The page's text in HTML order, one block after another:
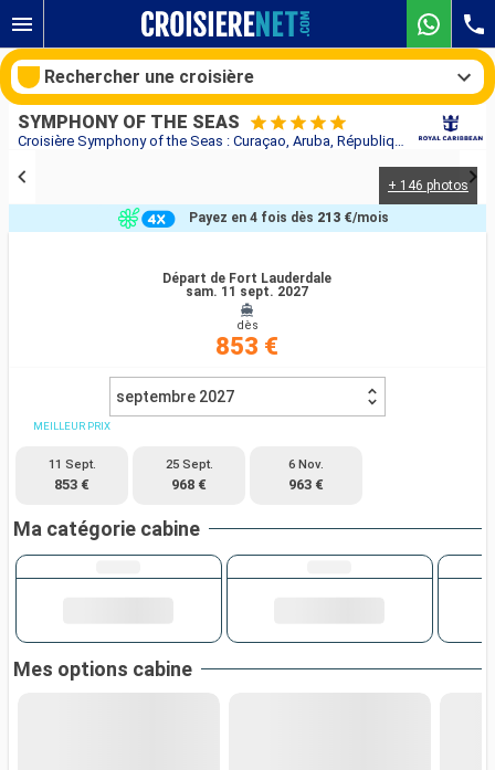
Croisière Symphony of the Seas : Curaçao, Aruba, République Dominicaine, Bahamas, États-Unis au départ de Fort Lauderdale
SYMPHONY OF THE SEAS
+ 146 photos
Départ de Fort Lauderdale
sam. 11 sept. 2027
dès
853 €
Payez en 4 fois dès 213 €/mois
septembre 2027
MEILLEUR PRIX
11 Sept.
853 €
25 Sept.
968 €
6 Nov.
963 €
Ma catégorie cabine
Mes options cabine
Rechercher une croisière
Compagnies
Rechercher